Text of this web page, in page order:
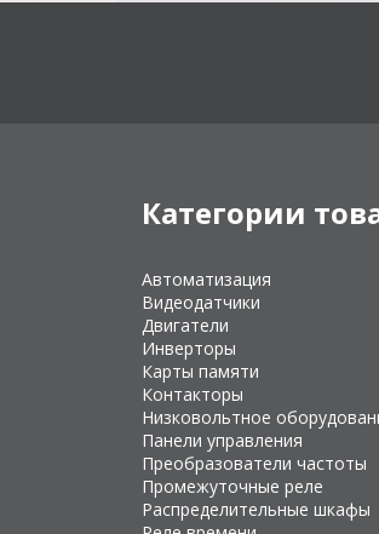
Категории
Автоматизация
Видеодатчики
Двигатели
Инверторы
Карты памяти
Контакторы
Низковольтное
Панели управления
Преобразователи частоты
Промежуточные реле
Распределительные шкафы